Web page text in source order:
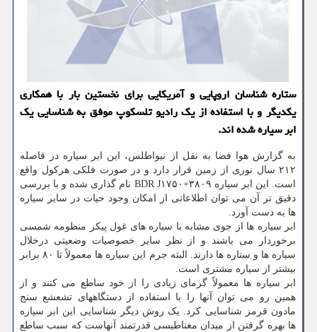
ستاره شناسان اروپایی و آمریكایی برای نخستین بار با همكاری
یكدیگر و با استفاده از یك رادیو تلسكوپ موفق به شناسایی یك
ابر سیاره شده اند.
به گزارش هوا فضا به نقل از نیواطلس، این ابر سیاره در فاصله
۲۱۲ سال نوری از زمین قرار دارد و در صورت فلکی هرکول واقع
است. این ابر سیاره BDR J۱۷۵۰+۳۸۰۹ نام گذاری شده و با بررسی
دقیق تر آن می توان اطلاعاتی از امکان وجود حیات در سایر سیاره
ها به دست آورد.
ابر سیاره ها از جوی مشابه با سیاره های غول پیکر منظومه شمسی
برخوردار می باشند و از نظر سایر خصوصیات وضعیتی درخلال
سیاره ها و ستاره ها دارند. البته جرم این سیاره ها معمولاً تا ۸۰ برابر
بیشتر از سیاره مشتری است.
ابر سیاره ها معمولاً گرمای زیادی را از خود ساطع می کنند و از
همین رو می توان آنها را با استفاده از دستگاههای تشعشع سنج
مادون قرمز شناسایی کرد. یک روش دیگر شناسایی این ابر سیاره
ها بهره گرفتن از میدان مغناطیسی قدرتمند آنهاست که سبب ساطع